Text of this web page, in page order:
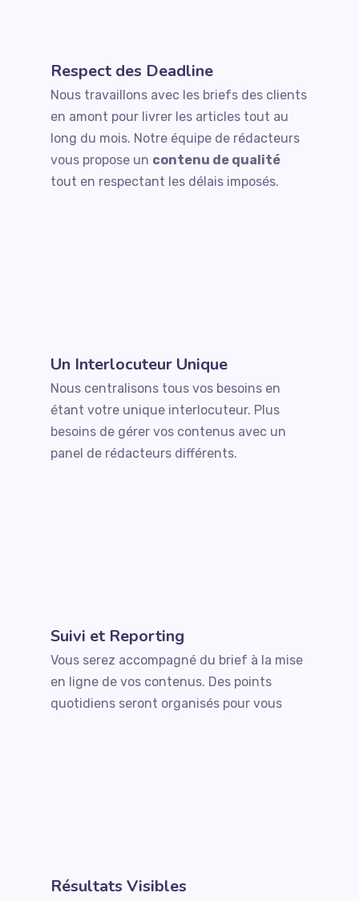
Respect des Deadline
Nous travaillons avec les briefs des clients
en amont pour livrer les articles tout au
long du mois. Notre équipe de rédacteurs
vous propose un contenu de qualité
tout en respectant les délais imposés.
Un Interlocuteur Unique
Nous centralisons tous vos besoins en
étant votre unique interlocuteur. Plus
besoins de gérer vos contenus avec un
panel de rédacteurs différents.
Suivi et Reporting
Vous serez accompagné du brief à la mise
en ligne de vos contenus. Des points
quotidiens seront organisés pour vous
Résultats Visibles